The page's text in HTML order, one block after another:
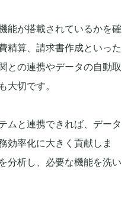
能が搭載されているかを確
精算、請求書作成といった
との連携やデータの自動取
大切です。
ムと連携できれば、データ
効率化に大きく貢献しま
分析し、必要な機能を洗い